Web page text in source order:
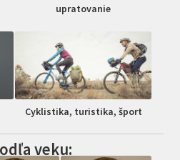
upratovanie
Cyklistika, turistika, šport
veku: